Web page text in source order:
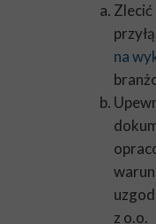
na
z o.o.